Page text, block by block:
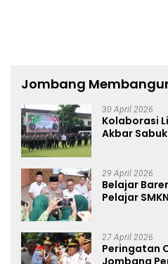
Jombang
30 April 2026
Kolaborasi
Akbar
29 April 2026
Belajar
Pelajar
27 April 2026
Peringatan
Jombang